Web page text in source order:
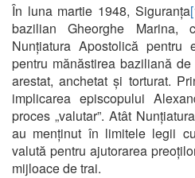
În luna martie 1948, Siguranța
bazilian Gheorghe
Nunțiatura Apostolică pentru
pentru mănăstirea baziliană
arestat, anchetat și torturat.
implicarea episcopului
proces „valutar”. Atât
au menținut în limitele legii
valută pentru ajutorarea
mijloace de trai.